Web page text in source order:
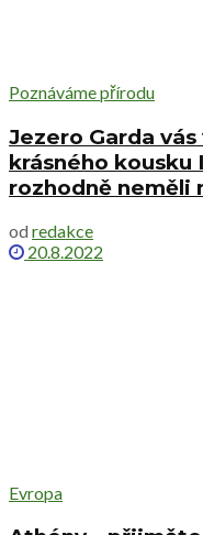
Poznáváme přírodu
Jezero Garda
krásného
rozhodně neměli
od redakce
20.8.2022
Evropa